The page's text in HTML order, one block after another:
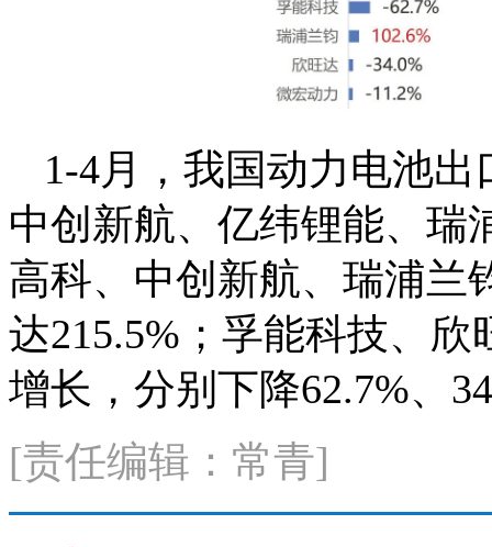
1-4月，我国动力电池
中创新航、亿纬锂能、瑞
高科、中创新航、瑞浦兰
达215.5%；孚能科技、
增长，分别下降62.7%、
[责任编辑：常青]